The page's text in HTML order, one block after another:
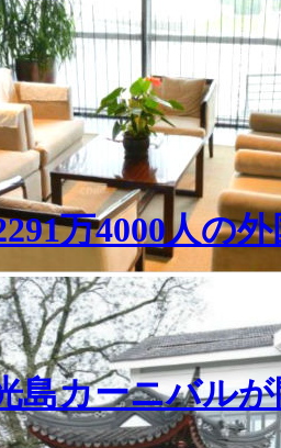
万4000人の
島カーニバル